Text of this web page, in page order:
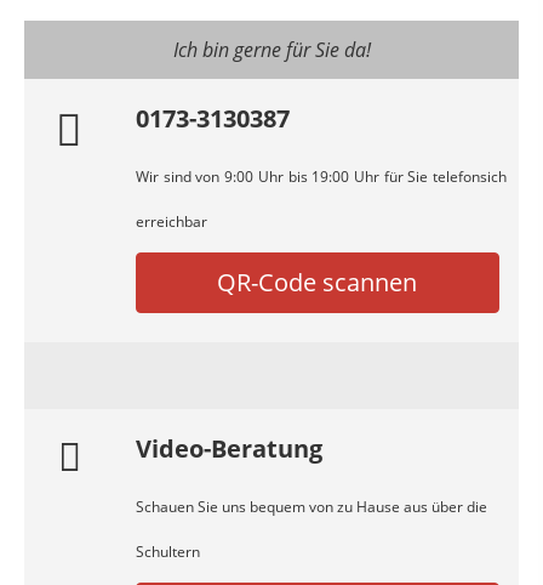
Ich bin gerne für Sie da!
0173-3130387
Wir sind von 9:00 Uhr bis 19:00 Uhr für Sie telefonsich
erreichbar
QR-Code scannen
Video-Beratung
Schauen Sie uns bequem von zu Hause aus über die
Schultern